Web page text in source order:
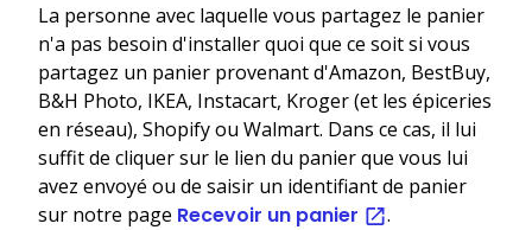
La personne avec laquelle vous partagez le panier
n'a pas besoin d'installer quoi que ce soit si vous
partagez un panier provenant d'Amazon, BestBuy,
B&H Photo, IKEA, Instacart, Kroger (et les épiceries
en réseau), Shopify ou Walmart. Dans ce cas, il lui
suffit de cliquer sur le lien du panier que vous lui
avez envoyé ou de saisir un identifiant de panier
sur notre page Recevoir un panier .